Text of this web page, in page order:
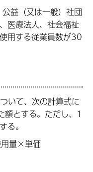
益（又は一般）社団
医療法人、社会福祉
用する従業員数が30
いて、次の計算式に
額とする。ただし、1
る。
量×単価